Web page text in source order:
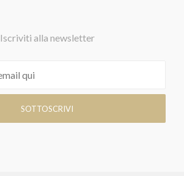
Iscriviti alla newsletter